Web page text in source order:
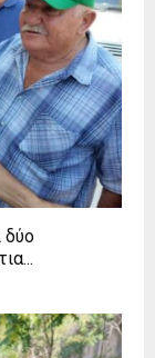
δύο